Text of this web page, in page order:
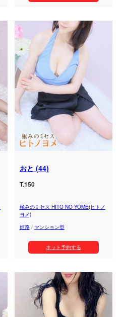
おと (44)
T.150
極みのミセス HITO NO YOME(ヒトノ
ヨメ)
姫路/ マンション型
ネット予約する